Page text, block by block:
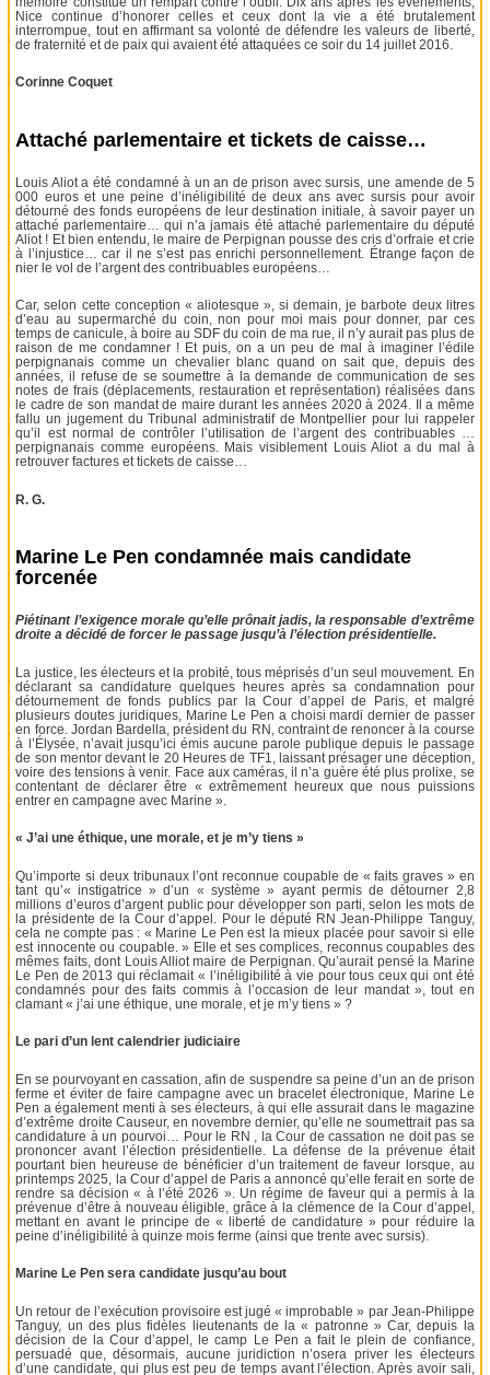
Nice continue d’honorer celles et ceux dont la vie a été brutalement
interrompue, tout en affirmant sa volonté de défendre les valeurs de liberté,
de fraternité et de paix qui avaient été attaquées ce soir du 14 juillet 2016.
Corinne Coquet
Attaché parlementaire et tickets de caisse…
Louis Aliot a été condamné à un an de prison avec sursis, une amende de 5
000 euros et une peine d’inéligibilité de deux ans avec sursis pour avoir
détourné des fonds européens de leur destination initiale, à savoir payer un
attaché parlementaire… qui n’a jamais été attaché parlementaire du député
Aliot ! Et bien entendu, le maire de Perpignan pousse des cris d’orfraie et crie
à l’injustice… car il ne s’est pas enrichi personnellement. Étrange façon de
nier le vol de l’argent des contribuables européens…
Car, selon cette conception « aliotesque », si demain, je barbote deux litres
d’eau au supermarché du coin, non pour moi mais pour donner, par ces
temps de canicule, à boire au SDF du coin de ma rue, il n’y aurait pas plus de
raison de me condamner ! Et puis, on a un peu de mal à imaginer l’édile
perpignanais comme un chevalier blanc quand on sait que, depuis des
années, il refuse de se soumettre à la demande de communication de ses
notes de frais (déplacements, restauration et représentation) réalisées dans
le cadre de son mandat de maire durant les années 2020 à 2024. Il a même
fallu un jugement du Tribunal administratif de Montpellier pour lui rappeler
qu’il est normal de contrôler l’utilisation de l’argent des contribuables …
perpignanais comme européens. Mais visiblement Louis Aliot a du mal à
retrouver factures et tickets de caisse…
R. G.
Marine Le Pen condamnée mais candidate
forcenée
Piétinant l’exigence morale qu’elle prônait jadis, la responsable d’extrême
droite a décidé de forcer le passage jusqu’à l’élection présidentielle.
La justice, les électeurs et la probité, tous méprisés d’un seul mouvement. En
déclarant sa candidature quelques heures après sa condamnation pour
détournement de fonds publics par la Cour d’appel de Paris, et malgré
plusieurs doutes juridiques, Marine Le Pen a choisi mardi dernier de passer
en force. Jordan Bardella, président du RN, contraint de renoncer à la course
à l’Élysée, n’avait jusqu’ici émis aucune parole publique depuis le passage
de son mentor devant le 20 Heures de TF1, laissant présager une déception,
voire des tensions à venir. Face aux caméras, il n’a guère été plus prolixe, se
contentant de déclarer être « extrêmement heureux que nous puissions
entrer en campagne avec Marine ».
« J’ai une éthique, une morale, et je m’y tiens »
Qu’importe si deux tribunaux l’ont reconnue coupable de « faits graves » en
tant qu’« instigatrice » d’un « système » ayant permis de détourner 2,8
millions d’euros d’argent public pour développer son parti, selon les mots de
la présidente de la Cour d’appel. Pour le député RN Jean-Philippe Tanguy,
cela ne compte pas : « Marine Le Pen est la mieux placée pour savoir si elle
est innocente ou coupable. » Elle et ses complices, reconnus coupables des
mêmes faits, dont Louis Alliot maire de Perpignan. Qu’aurait pensé la Marine
Le Pen de 2013 qui réclamait « l’inéligibilité à vie pour tous ceux qui ont été
condamnés pour des faits commis à l’occasion de leur mandat », tout en
clamant « j’ai une éthique, une morale, et je m’y tiens » ?
Le pari d’un lent calendrier judiciaire
En se pourvoyant en cassation, afin de suspendre sa peine d’un an de prison
ferme et éviter de faire campagne avec un bracelet électronique, Marine Le
Pen a également menti à ses électeurs, à qui elle assurait dans le magazine
d’extrême droite Causeur, en novembre dernier, qu’elle ne soumettrait pas sa
candidature à un pourvoi… Pour le RN , la Cour de cassation ne doit pas se
prononcer avant l’élection présidentielle. La défense de la prévenue était
pourtant bien heureuse de bénéficier d’un traitement de faveur lorsque, au
printemps 2025, la Cour d’appel de Paris a annoncé qu’elle ferait en sorte de
rendre sa décision « à l’été 2026 ». Un régime de faveur qui a permis à la
prévenue d’être à nouveau éligible, grâce à la clémence de la Cour d’appel,
mettant en avant le principe de « liberté de candidature » pour réduire la
peine d’inéligibilité à quinze mois ferme (ainsi que trente avec sursis).
Marine Le Pen sera candidate jusqu’au bout
Un retour de l’exécution provisoire est jugé « improbable » par Jean-Philippe
Tanguy, un des plus fidèles lieutenants de la « patronne » Car, depuis la
décision de la Cour d’appel, le camp Le Pen a fait le plein de confiance,
persuadé que, désormais, aucune juridiction n’osera priver les électeurs
d’une candidate, qui plus est peu de temps avant l’élection. Après avoir sali,